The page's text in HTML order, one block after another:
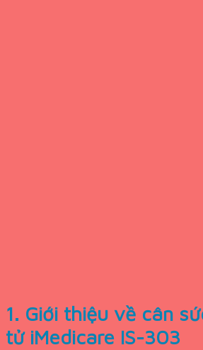
1. Giới thiệu về cân
tử iMedicare IS-303